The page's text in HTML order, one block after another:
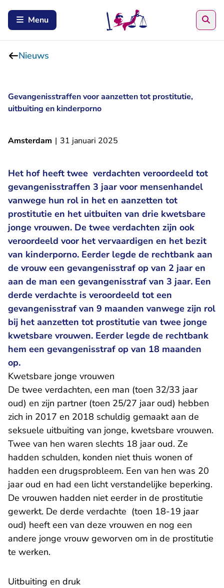
Menu
Nieuws
Gevangenisstraffen voor aanzetten tot prostitutie,
uitbuiting en kinderporno
Amsterdam | 31 januari 2025
Het hof heeft twee verdachten veroordeeld tot
gevangenisstraffen 3 jaar voor mensenhandel
vanwege hun rol in het en aanzetten tot
prostitutie en het uitbuiten van drie kwetsbare
jonge vrouwen. De twee verdachten zijn ook
veroordeeld voor het vervaardigen en het bezit
van kinderporno. Eerder legde de rechtbank aan
de vrouw een gevangenisstraf op van 2 jaar en
aan de man een gevangenisstraf van 3 jaar. Een
derde verdachte is veroordeeld tot een
gevangenisstraf van 9 maanden vanwege zijn rol
bij het aanzetten tot prostitutie van twee jonge
kwetsbare vrouwen. Eerder legde de rechtbank
hem een gevangenisstraf op van 18 maanden
op.
Kwetsbare jonge vrouwen
De twee verdachten, een man (toen 32/33 jaar
oud) en zijn partner (toen 25/27 jaar oud) hebben
zich in 2017 en 2018 schuldig gemaakt aan de
seksuele uitbuiting van jonge, kwetsbare vrouwen.
Twee van hen waren slechts 18 jaar oud. Ze
hadden schulden, konden niet thuis wonen of
hadden een drugsprobleem. Een van hen was 20
jaar oud en had een licht verstandelijke beperking.
De vrouwen hadden niet eerder in de prostitutie
gewerkt. De derde verdachte (toen 18-19 jaar
oud) heeft een van deze vrouwen en nog een
andere jonge vrouw geworven om in de prostitutie
te werken.
Uitbuiting en druk